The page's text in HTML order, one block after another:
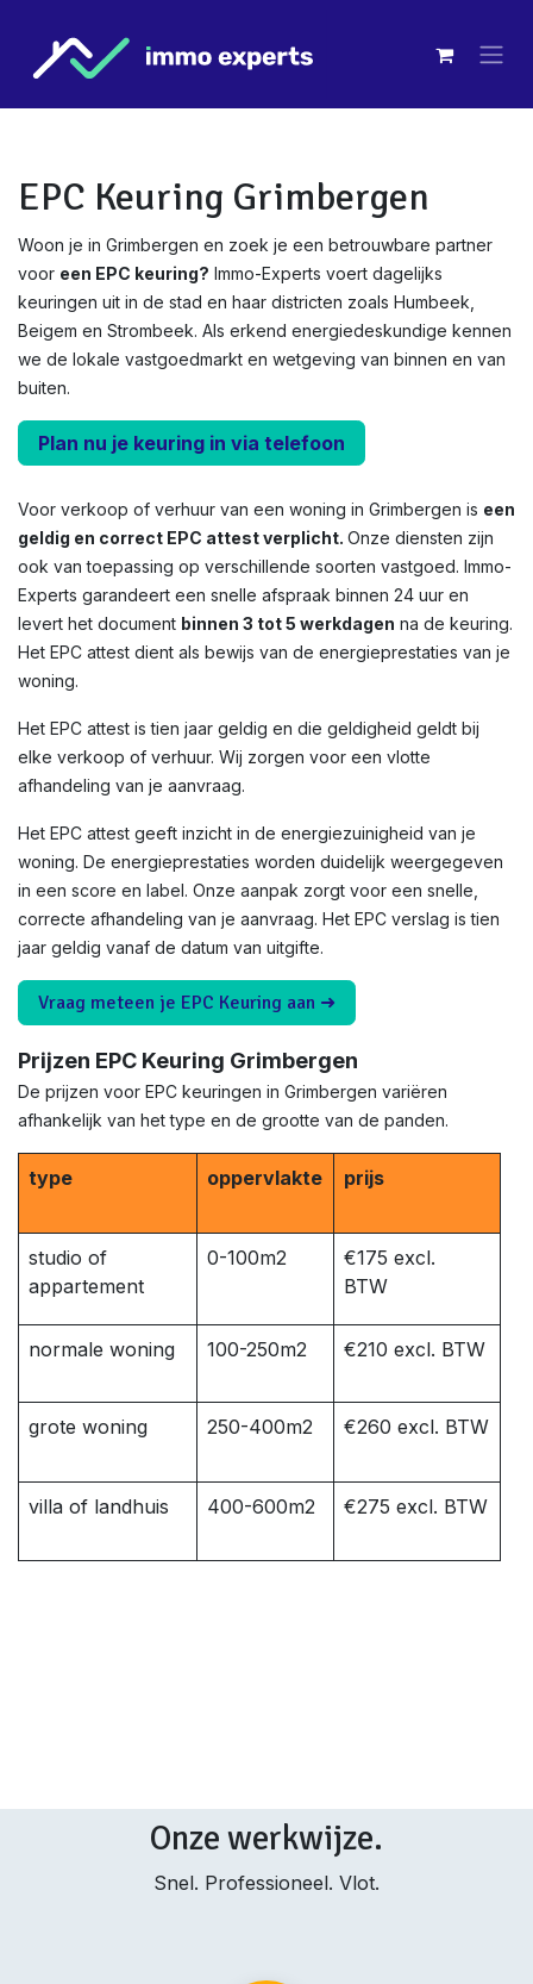
EPC Keuring Grimbergen
Woon je in Grimbergen en zoek je een betrouwbare partner
voor een EPC keuring? Immo-Experts voert dagelijks
keuringen uit in de stad en haar districten zoals Humbeek,
Beigem en Strombeek. Als erkend energiedeskundige kennen
we de lokale vastgoedmarkt en wetgeving van binnen en van
buiten.
Plan nu je keuring in via telefoon
Voor verkoop of verhuur van een woning in Grimbergen is een
geldig en correct EPC attest verplicht. Onze diensten zijn
ook van toepassing op verschillende soorten vastgoed. Immo-
Experts garandeert een snelle afspraak binnen 24 uur en
levert het document binnen 3 tot 5 werkdagen na de keuring.
Het EPC attest dient als bewijs van de energieprestaties van je
woning.
Het EPC attest is tien jaar geldig en die geldigheid geldt bij
elke verkoop of verhuur. Wij zorgen voor een vlotte
afhandeling van je aanvraag.
Het EPC attest geeft inzicht in de energiezuinigheid van je
woning. De energieprestaties worden duidelijk weergegeven
in een score en label. Onze aanpak zorgt voor een snelle,
correcte afhandeling van je aanvraag. Het EPC verslag is tien
jaar geldig vanaf de datum van uitgifte.
Vraag meteen je EPC Keuring aan ➜
Prijzen EPC Keuring Grimbergen
De prijzen voor EPC keuringen in Grimbergen variëren
afhankelijk van het type en de grootte van de panden.
type oppervlakte prijs
studio of
appartement
0-100m2
€175 excl.
BTW
normale woning 100-250m2 €210 excl. BTW
grote woning 250-400m2 €260 excl. BTW
villa of landhuis 400-600m2 €275 excl. BTW
Onze werkwijze.
Snel. Professioneel. Vlot.